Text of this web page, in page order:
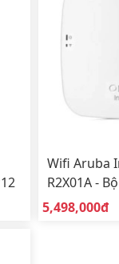
Wifi Aruba
R2X01A -
sử dụng
Giá bán:
5,498,000đ